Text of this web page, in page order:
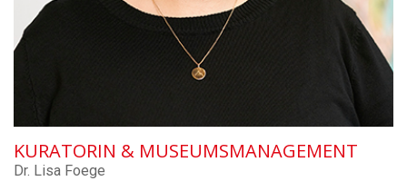
KURATORIN & MUSEUMSMANAGEMENT
Dr. Lisa Foege